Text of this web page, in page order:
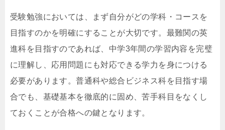
受験勉強においては、まず自分がどの学科・コースを
目指すのかを明確にすることが大切です。最難関の英
進科を目指すのであれば、中学3年間の学習内容を完璧
に理解し、応用問題にも対応できる学力を身につける
必要があります。普通科や総合ビジネス科を目指す場
合でも、基礎基本を徹底的に固め、苦手科目をなくし
ておくことが合格への鍵となります。